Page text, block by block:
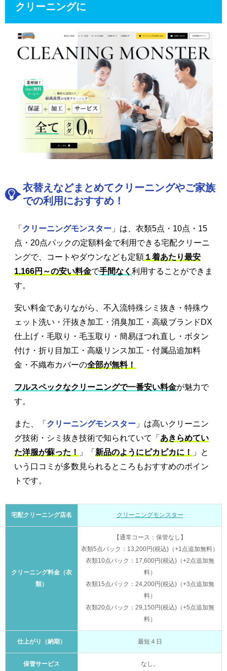
クリーニングに
衣替えなどまとめてクリーニングやご家族
での利用におすすめ！
「 クリーニングモンスター 」は、衣類5点・10点・15
点・20点パックの定額料金で利用できる宅配クリーニ
ングで、コートやダウンなども定額 １着あたり最安
1,166円～の安い料金で手間なく 利用することができま
す。
安い料金でありながら、不入流特殊シミ抜き・特殊ウ
ェット洗い・汗抜き加工・消臭加工・高級ブランドDX
仕上げ・毛取り・毛玉取り・簡易ほつれ直し・ボタン
付け・折り目加工・高級リンス加工・付属品追加料
金・不織布カバーの全部が無料！
フルスペックなクリーニングで一番安い料金が魅力で
す。
また、「 クリーニングモンスター 」は高いクリーニン
グ技術・シミ抜き技術で知られていて「 あきらめてい
た洋服が蘇った！
」「 新品のようにピカピカに！
」と
いう口コミが多数見られるところもおすすめのポイン
トです。
宅配クリーニング店名 クリーニングモンスター
クリーニング料金（衣
類）
【通常コース：保管なし】
衣類5点パック：13,200円(税込)（+1点追加無料）
衣類10点パック：17,600円(税込)（+2点追加無
料）
衣類15点パック：24,200円(税込)（+3点追加無
料）
衣類20点パック：29,150円(税込)（+5点追加無
料）
仕上がり（納期） 最短４日
保管サービス なし。